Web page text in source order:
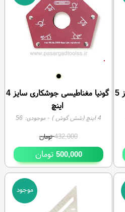
گونیا مغناطیسی جوشکاری سایز 5
گونیا مغناطیسی جوشکاری سایز 4
اینچ
4 اینچ (شش گوش ) - موجودی: 56
432,000تومان
500,000 تومان
موجود